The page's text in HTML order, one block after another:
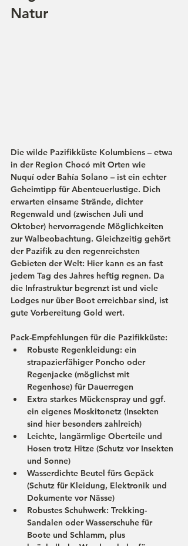
Natur
Die wilde Pazifikküste Kolumbiens – etwa
in der Region Chocó mit Orten wie
Nuquí oder Bahía Solano – ist ein echter
Geheimtipp für Abenteuerlustige. Dich
erwarten einsame Strände, dichter
Regenwald und (zwischen Juli und
Oktober) hervorragende Möglichkeiten
zur Walbeobachtung. Gleichzeitig gehört
der Pazifik zu den regenreichsten
Gebieten der Welt: Hier kann es an fast
jedem Tag des Jahres heftig regnen. Da
die Infrastruktur begrenzt ist und viele
Lodges nur über Boot erreichbar sind, ist
gute Vorbereitung Gold wert.
Pack-Empfehlungen für die Pazifikküste:
Robuste Regenkleidung: ein
strapazierfähiger Poncho oder
Regenjacke (möglichst mit
Regenhose) für Dauerregen
Extra starkes Mückenspray und ggf.
ein eigenes Moskitonetz (Insekten
sind hier besonders zahlreich)
Leichte, langärmlige Oberteile und
Hosen trotz Hitze (Schutz vor Insekten
und Sonne)
Wasserdichte Beutel fürs Gepäck
(Schutz für Kleidung, Elektronik und
Dokumente vor Nässe)
Robustes Schuhwerk: Trekking-
Sandalen oder Wasserschuhe für
Boote und Schlamm, plus